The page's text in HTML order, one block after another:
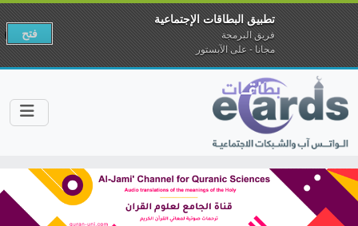
تطبيق البطاقات الإجتماعية
فريق البرمجة
مجانا - على الآبستور
فتح